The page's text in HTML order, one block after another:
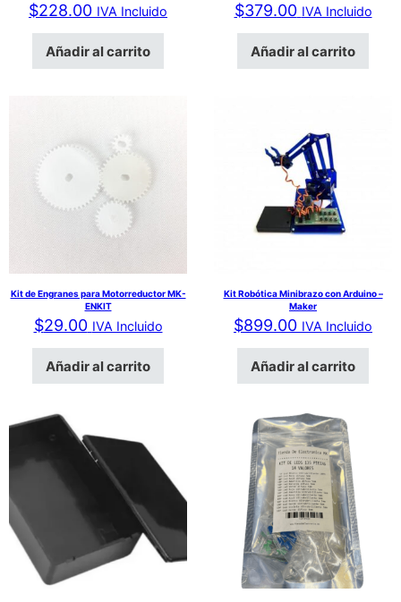
$228.00 IVA Incluido
Añadir al carrito
$379.00 IVA Incluido
Añadir al carrito
Kit de Engranes para Motorreductor MK-
ENKIT
$29.00 IVA Incluido
Añadir al carrito
Kit Robótica Minibrazo con Arduino –
Maker
$899.00 IVA Incluido
Añadir al carrito